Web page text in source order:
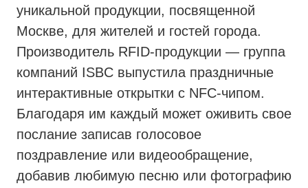
уникальной продукции, посвященной
Москве, для жителей и гостей города.
Производитель RFID-продукции — группа
компаний ISBC выпустила праздничные
интерактивные открытки с NFC-чипом.
Благодаря им каждый может оживить свое
послание записав голосовое
поздравление или видеообращение,
добавив любимую песню или фотографию